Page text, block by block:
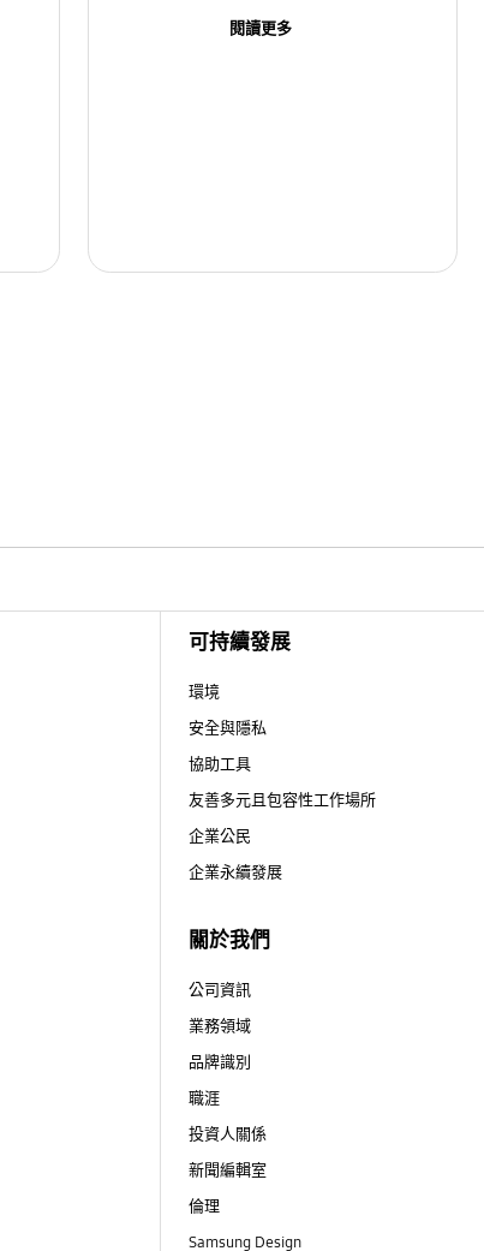
閱讀更多
可持續發展
環境
安全與隱私
協助工具
友善多元且包容性工作場所
企業公民
企業永續發展
關於我們
公司資訊
業務領域
品牌識別
職涯
投資人關係
新聞編輯室
倫理
Samsung Design